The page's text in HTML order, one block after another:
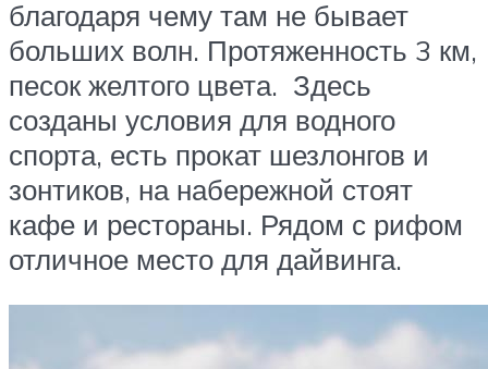
благодаря чему там не бывает
больших волн. Протяженность 3 км,
песок желтого цвета. Здесь
созданы условия для водного
спорта, есть прокат шезлонгов и
зонтиков, на набережной стоят
кафе и рестораны. Рядом с рифом
отличное место для дайвинга.